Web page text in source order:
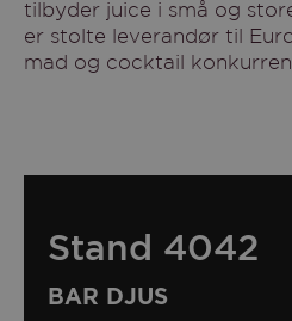
tilbyder juice i små og
er stolte leverandør til
mad og cocktail
Stand 4042
BAR DJUS